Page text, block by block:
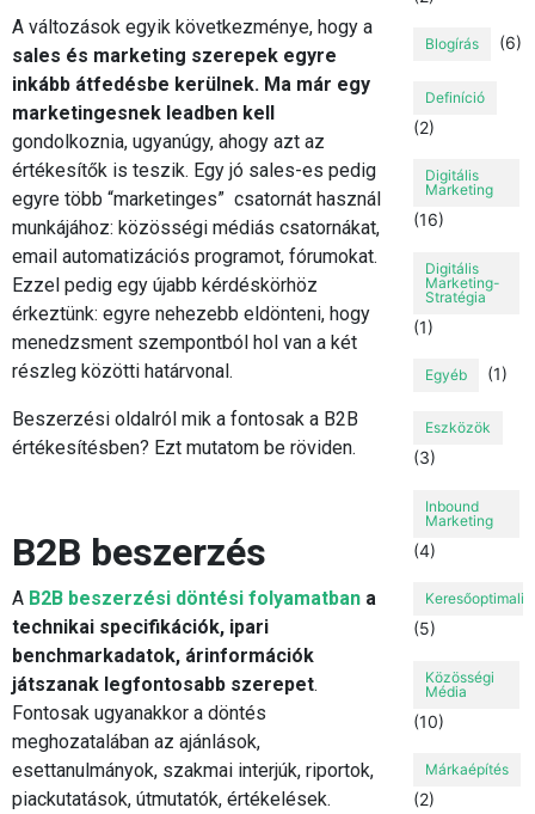
A változások egyik következménye, hogy a
sales és marketing szerepek egyre
inkább átfedésbe kerülnek. Ma már egy
marketingesnek leadben kell
gondolkoznia, ugyanúgy, ahogy azt az
értékesítők is teszik. Egy jó sales-es pedig
egyre több “marketinges” csatornát használ
munkájához: közösségi médiás csatornákat,
email automatizációs programot, fórumokat.
Ezzel pedig egy újabb kérdéskörhöz
érkeztünk: egyre nehezebb eldönteni, hogy
menedzsment szempontból hol van a két
részleg közötti határvonal.
Beszerzési oldalról mik a fontosak a B2B
értékesítésben? Ezt mutatom be röviden.
B2B beszerzés
A B2B beszerzési döntési folyamatban a
technikai specifikációk, ipari
benchmarkadatok, árinformációk
játszanak legfontosabb szerepet.
Fontosak ugyanakkor a döntés
meghozatalában az ajánlások,
esettanulmányok, szakmai interjúk, riportok,
piackutatások, útmutatók, értékelések.
Blogírás (6)
Definíció
(2)
Digitális
Marketing
(16)
Digitális
Marketing-
Stratégia
(1)
Egyéb (1)
Eszközök
(3)
Inbound
Marketing
(4)
(5)
Közösségi
Média
(10)
Márkaépítés
(2)